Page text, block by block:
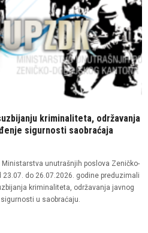
kriminaliteta, održavanja
sigurnosti saobraćaja
unutrašnjih poslova Zeničko-
do 26.07.2026. godine preduzimali
kriminaliteta, održavanja javnog
u saobraćaju.